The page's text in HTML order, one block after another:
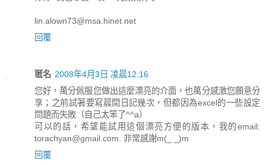
lin.alown73@msa.hinet.net
回覆
匿名 2008年4月3日 凌晨12:16
您好，萬分佩服您做出這麼漂亮的介面，也萬分感激您願意分
享；之前試著要寫晨間日記幾次，但都因為excel的一些設定
問題而失敗（自己太笨了^^a）
可以的話，希望能試用這個漂亮方便的版本，我的email:
torachyan@gmail.com. 非常感謝m(_ _)m
回覆